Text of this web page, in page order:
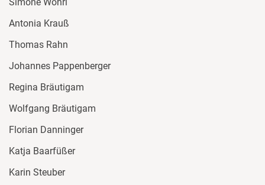
Antonia Krauß
Thomas Rahn
Johannes Pappenberger
Regina Bräutigam
Wolfgang Bräutigam
Florian Danninger
Katja Baarfüßer
Karin Steuber